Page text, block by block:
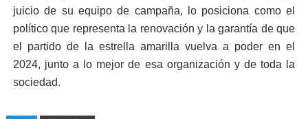
juicio de su equipo de campaña, lo posiciona como el
político que representa la renovación y la garantía de que
el partido de la estrella amarilla vuelva a poder en el
2024, junto a lo mejor de esa organización y de toda la
sociedad.